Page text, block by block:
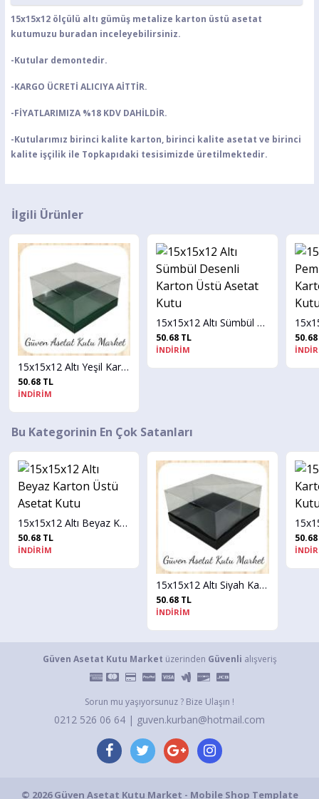
15x15x12 ölçülü altı gümüş metalize karton üstü asetat
kutumuzu buradan inceleyebilirsiniz.
-Kutular demontedir.
-KARGO ÜCRETİ ALICIYA AİTTİR.
-FİYATLARIMIZA %18 KDV DAHİLDİR.
-Kutularımız birinci kalite karton, birinci kalite asetat ve birinci
kalite işçilik ile Topkapıdaki tesisimizde üretilmektedir.
İlgili Ürünler
15x15x12 Altı Yeşil Karton Üstü Asetat Kutu
15x15x12 Altı Sümbül Desenli Karton Üstü Asetat Kutu
50.68 TL
İNDİRİM
Bu Kategorinin En Çok Satanları
15x15x12 Altı Beyaz Karton Üstü Asetat Kutu
15x15x12 Altı Siyah Karton Üstü Asetat Kutu
50.68 TL
Güven Asetat Kutu Market üzerinden Güvenli alışveriş
Sorun mu yaşıyorsunuz ? Bize Ulaşın !
0212 526 06 64 | guven.kurban@hotmail.com
© 2026 Güven Asetat Kutu Market - Mobile Shop Template